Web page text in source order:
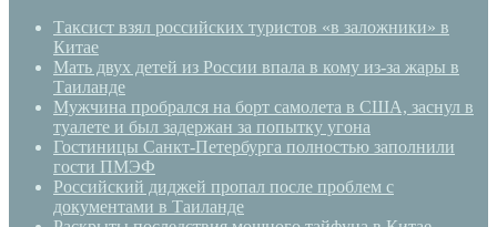
Таксист взял российских туристов «в заложники» в
Китае
Мать двух детей из России впала в кому из-за жары в
Таиланде
Мужчина пробрался на борт самолета в США, заснул в
туалете и был задержан за попытку угона
Гостиницы Санкт-Петербурга полностью заполнили
гости ПМЭФ
Российский диджей пропал после проблем с
документами в Таиланде